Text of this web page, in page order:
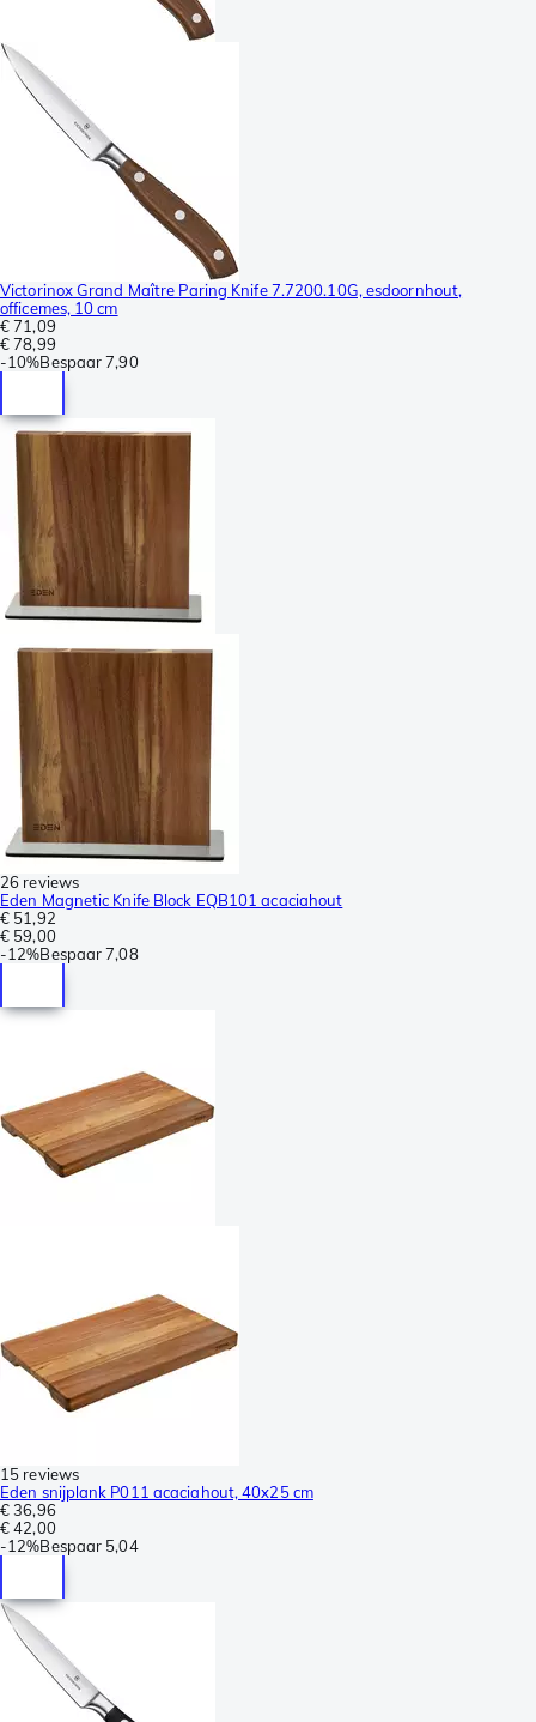
Victorinox Grand Maître Paring Knife 7.7200.10G, esdoornhout,
officemes, 10 cm
€ 71,09
€ 78,99
-10%Bespaar 7,90
26 reviews
Eden Magnetic Knife Block EQB101 acaciahout
€ 51,92
€ 59,00
-12%Bespaar 7,08
15 reviews
Eden snijplank P011 acaciahout, 40x25 cm
€ 36,96
€ 42,00
-12%Bespaar 5,04